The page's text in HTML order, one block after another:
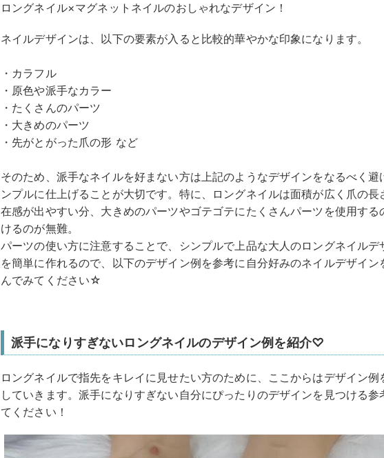
ロングネイル×マグネットネイルのおしゃれなデザイン！
ネイルデザインは、以下の要素が入ると比較的華やかな印象になります。
・カラフル
・原色や派手なカラー
・たくさんのパーツ
・大きめのパーツ
・先がとがった爪の形 など
そのため、派手なネイルを好まない方は上記のようなデザインをなるべく避
ンプルに仕上げることが大切です。特に、ロングネイルは面積が広く爪の長
在感が出やすい分、大きめのパーツやゴテゴテにたくさんパーツを使用する
けるのが無難。
パーツの使い方に注意することで、シンプルで上品な大人のロングネイルデ
を簡単に作れるので、以下のデザイン例を参考に自分好みのネイルデザイン
んでみてください☆
派手になりすぎないロングネイルのデザイン例を紹介♡
ロングネイルで指先をキレイに見せたい方のために、ここからはデザイン例
していきます。派手になりすぎない自分にぴったりのデザインを見つける参
てください！